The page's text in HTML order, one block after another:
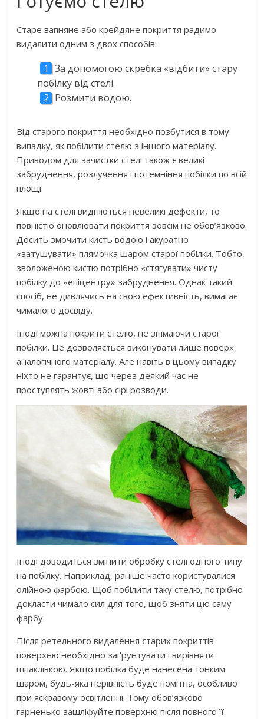
Старе вапняне або крейдяне покриття радимо
видалити одним з двох способів:
За допомогою скребка «відбити» стару
побілку від стелі.
Розмити водою.
Від старого покриття необхідно позбутися в тому
випадку, як побілити стелю з іншого матеріалу.
Приводом для зачистки стелі також є великі
забруднення, розлучення і потемніння побілки по всій
площі.
Якщо на стелі видніються невеликі дефекти, то
повністю оновлювати покриття зовсім не обов’язково.
Досить змочити кисть водою і акуратно
«затушувати» плямочка шаром старої побілки. Тобто,
зволоженою кистю потрібно «стягувати» чисту
побілку до «епіцентру» забруднення. Однак такий
спосіб, не дивлячись на свою ефективність, вимагає
чималого досвіду.
Іноді можна покрити стелю, не знімаючи старої
побілки. Це дозволяється виконувати лише поверх
аналогічного матеріалу. Але навіть в цьому випадку
ніхто не гарантує, що через деякий час не
проступлять жовті або сірі розводи.
Іноді доводиться змінити обробку стелі одного типу
на побілку. Наприклад, раніше часто користувалися
олійною фарбою. Щоб побілити таку стелю, потрібно
докласти чимало сил для того, щоб зняти цю саму
фарбу.
Після ретельного видалення старих покриттів
поверхню необхідно заґрунтувати і вирівняти
шпаклівкою. Якщо побілка буде нанесена тонким
шаром, будь-яка нерівність буде помітна, особливо
при яскравому освітленні. Тому обов’язково
гарненько зашліфуйте поверхню після повного її